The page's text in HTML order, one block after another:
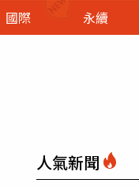
國際 永續
人氣新聞